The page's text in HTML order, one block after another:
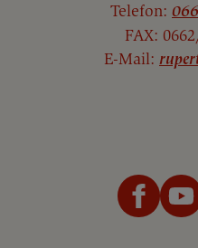
Telefon:
FAX:
E-Mail: